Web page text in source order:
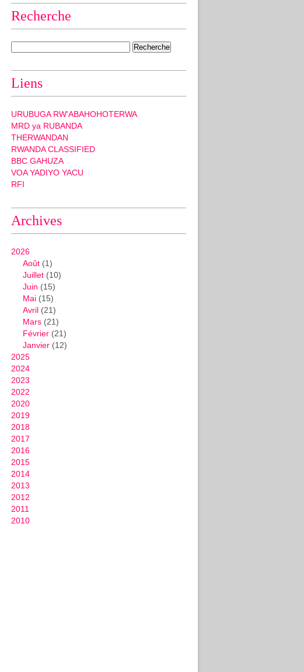
Recherche
Liens
URUBUGA RW'ABAHOHOTERWA
MRD ya RUBANDA
THERWANDAN
RWANDA CLASSIFIED
BBC GAHUZA
VOA YADIYO YACU
RFI
Archives
2026
Août (1)
Juillet (10)
Juin (15)
Mai (15)
Avril (21)
Mars (21)
Février (21)
Janvier (12)
2025
2024
2023
2022
2020
2019
2018
2017
2016
2015
2014
2013
2012
2011
2010